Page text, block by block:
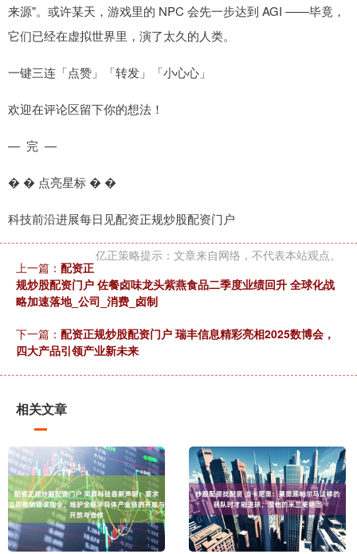
来源"。或许某天，游戏里的 NPC 会先一步达到 AGI ——毕竟，
它们已经在虚拟世界里，演了太久的人类。
一键三连「点赞」「转发」「小心心」
欢迎在评论区留下你的想法！
— 完 —
� � 点亮星标 � �
科技前沿进展每日见配资正规炒股配资门户
亿正策略提示：文章来自网络，不代表本站观点。
上一篇： 配资正
规炒股配资门户 佐餐卤味龙头紫燕食品二季度业绩回升 全球化战
略加速落地_公司_消费_卤制
下一篇： 配资正规炒股配资门户 瑞丰信息精彩亮相2025数博会，
四大产品引领产业新未来
相关文章